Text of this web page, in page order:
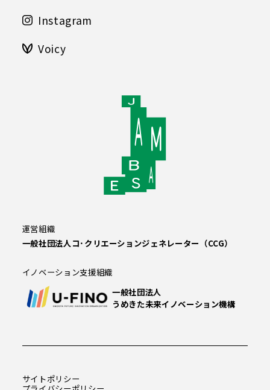
Instagram
Voicy
運営組織
一般社団法人コ･クリエーションジェネレーター（CCG）
イノベーション支援組織
一般社団法人
うめきた未来イノベーション機構
サイトポリシー